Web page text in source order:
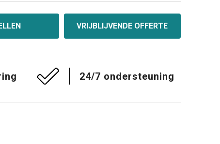
VRIJBLIJVENDE OFFERTE
24/7 ondersteuning